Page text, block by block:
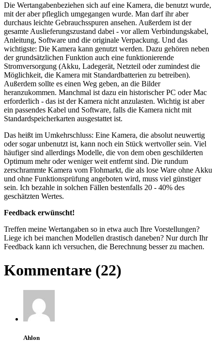
Die Wertangabenbeziehen sich auf eine Kamera, die benutzt wurde,
mit der aber pfleglich umgegangen wurde. Man darf ihr aber
durchaus leichte Gebrauchsspuren ansehen. Außerdem ist der
gesamte Auslieferungszustand dabei - vor allem Verbindungskabel,
Anleitung, Software und die originale Verpackung. Und das
wichtigste: Die Kamera kann genutzt werden. Dazu gehören neben
der grundsätzlichen Funktion auch eine funktionierende
Stromversorgung (Akku, Ladegerät, Netzteil oder zumindest die
Möglichkeit, die Kamera mit Standardbatterien zu betreiben).
Außerdem sollte es einen Weg geben, an die Bilder
heranzukommen. Manchmal ist dazu ein historischer PC oder Mac
erforderlich - das ist der Kamera nicht anzulasten. Wichtig ist aber
ein passendes Kabel und Software, falls die Kamera nicht mit
Standardspeicherkarten ausgestattet ist.
Das heißt im Umkehrschluss: Eine Kamera, die absolut neuwertig
oder sogar unbenutzt ist, kann noch ein Stück wertvoller sein. Viel
häufiger sind allerdings Modelle, die von dem oben geschilderten
Optimum mehr oder weniger weit entfernt sind. Die rundum
zerschrammte Kamera vom Flohmarkt, die als lose Ware ohne Akku
und ohne Funktionsprüfung angeboten wird, muss viel günstiger
sein. Ich bezahle in solchen Fällen bestenfalls 20 - 40% des
geschätzten Wertes.
Feedback erwünscht!
Treffen meine Wertangaben so in etwa auch Ihre Vorstellungen?
Liege ich bei manchen Modellen drastisch daneben? Nur durch Ihr
Feedback kann ich versuchen, die Berechnung besser zu machen.
Kommentare (22)
Ahlon